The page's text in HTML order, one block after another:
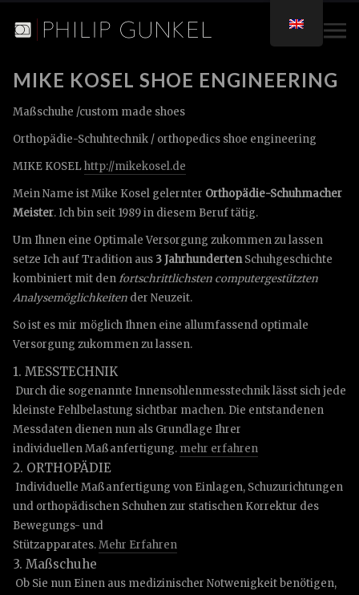
MIKE KOSEL SHOE ENGINEERING
Maßschuhe /custom made shoes
Orthopädie-Schuhtechnik / orthopedics shoe engineering
MIKE KOSELhttp://mikekosel.de
Mein Name ist Mike Kosel gelernter Orthopädie-Schuhmacher
Meister. Ich bin seit 1989 in diesem Beruf tätig.
Um Ihnen eine Optimale Versorgung zukommen zu lassen
setze Ich auf Tradition aus 3 JahrhundertenSchuhgeschichte
kombiniert mit denfortschrittlichsten computergestützten
Analysemöglichkeiten der Neuzeit.
So ist es mir möglich Ihnen eine allumfassend optimale
Versorgung zukommen zu lassen.
1. MESSTECHNIK
Durch die sogenannte Innensohlenmesstechnik lässt sich jede
kleinste Fehlbelastung sichtbar machen. Die entstandenen
Messdaten dienen nun als Grundlage Ihrer
individuellen Maßanfertigung. mehr erfahren
2. ORTHOPÄDIE
Individuelle Maßanfertigung von Einlagen, Schuzurichtungen
und orthopädischen Schuhen zur statischen Korrektur des
Bewegungs- und
Stützapparates.Mehr Erfahren
3. Maßschuhe
Ob Sie nun Einen aus medizinischer Notwenigkeit benötigen,